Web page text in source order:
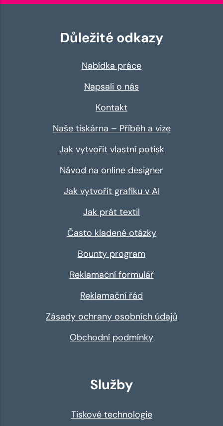
Důležité odkazy
Nabídka práce
Napsali o nás
Kontakt
Naše tiskárna – Příběh a vize
Jak vytvořit vlastní potisk
Návod na online designer
Jak vytvořit grafiku v AI
Jak prát textil
Často kladené otázky
Bounty program
Reklamační formulář
Reklamační řád
Zásady ochrany osobních údajů
Obchodní podmínky
Služby
Tiskové technologie